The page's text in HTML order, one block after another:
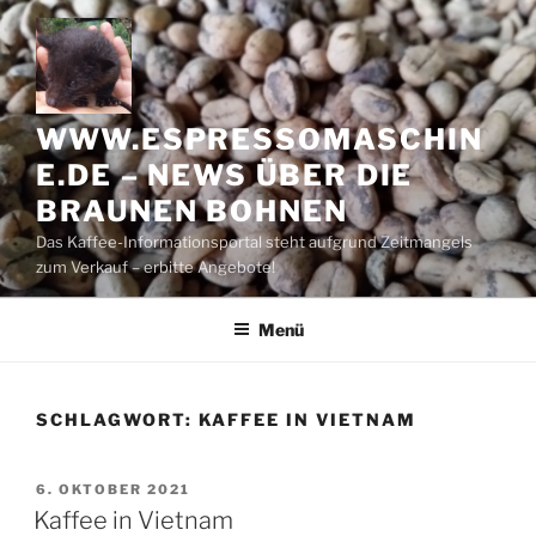
Zum
Inhalt
springen
WWW.ESPRESSOMASCHIN
E.DE – NEWS ÜBER DIE
BRAUNEN BOHNEN
Das Kaffee-Informationsportal steht aufgrund Zeitmangels
zum Verkauf – erbitte Angebote!
Menü
SCHLAGWORT: KAFFEE IN VIETNAM
VERÖFFENTLICHT
AM
6. OKTOBER 2021
Kaffee in Vietnam